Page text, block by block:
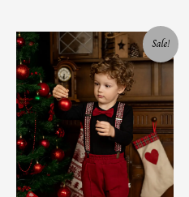
Sale!
Price
range:
35,00 €
through
39,00 €